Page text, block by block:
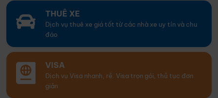
THUÊ XE
Dịch vụ thuê xe giá tốt từ các nhà xe uy tín và chu
đáo
VISA
Dịch vụ Visa nhanh, rẻ. Visa trọn gói, thủ tục đơn
giản